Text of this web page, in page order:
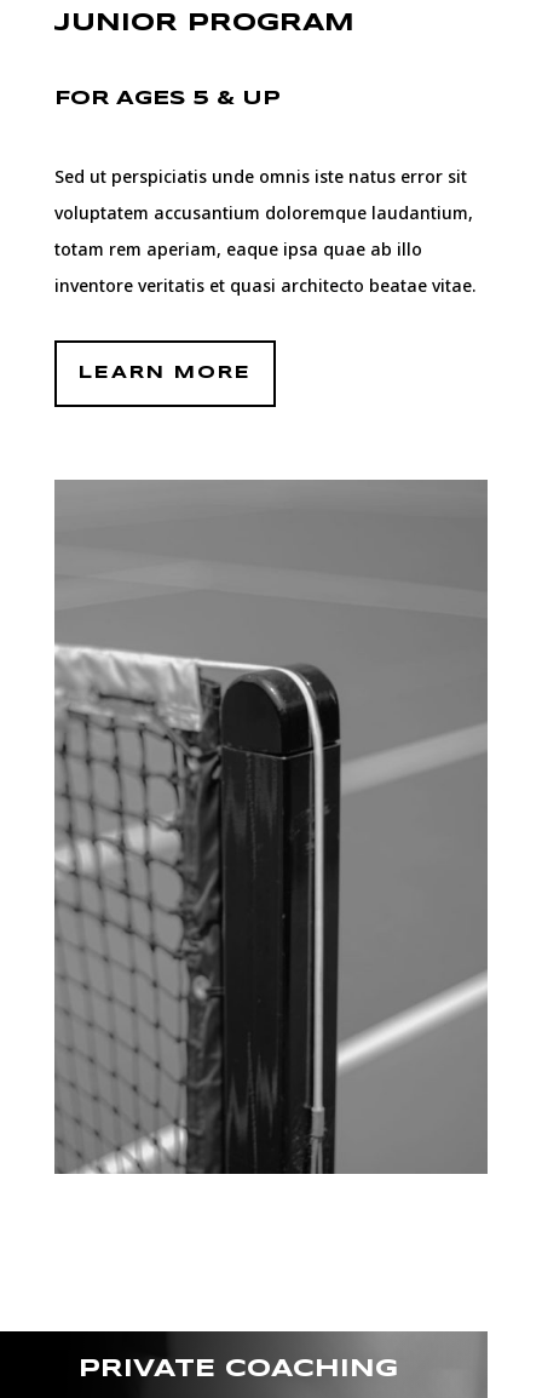
JUNIOR PROGRAM
FOR AGES 5 & UP
Sed ut perspiciatis unde omnis iste natus error sit
voluptatem accusantium doloremque laudantium,
totam rem aperiam, eaque ipsa quae ab illo
inventore veritatis et quasi architecto beatae vitae.
LEARN MORE
PRIVATE COACHING